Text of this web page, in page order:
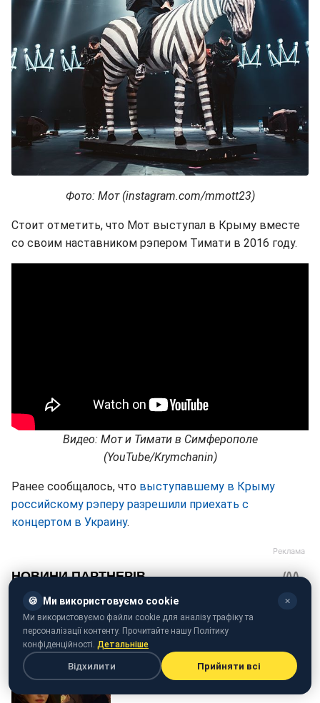
Фото: Мот (instagram.com/mmott23)
Стоит отметить, что Мот выступал в Крыму вместе
со своим наставником рэпером Тимати в 2016 году.
Видео: Мот и Тимати в Симферополе
(YouTube/Krymchanin)
Ранее сообщалось, что выступавшему в Крыму
российскому рэперу разрешили приехать с
концертом в Украину.
🍪 Ми використовуємо cookie ✕
Ми використовуємо файли cookie для аналізу трафіку та
персоналізації контенту. Прочитайте нашу Політику
конфіденційності. Детальніше
Відхилити Прийняти всі